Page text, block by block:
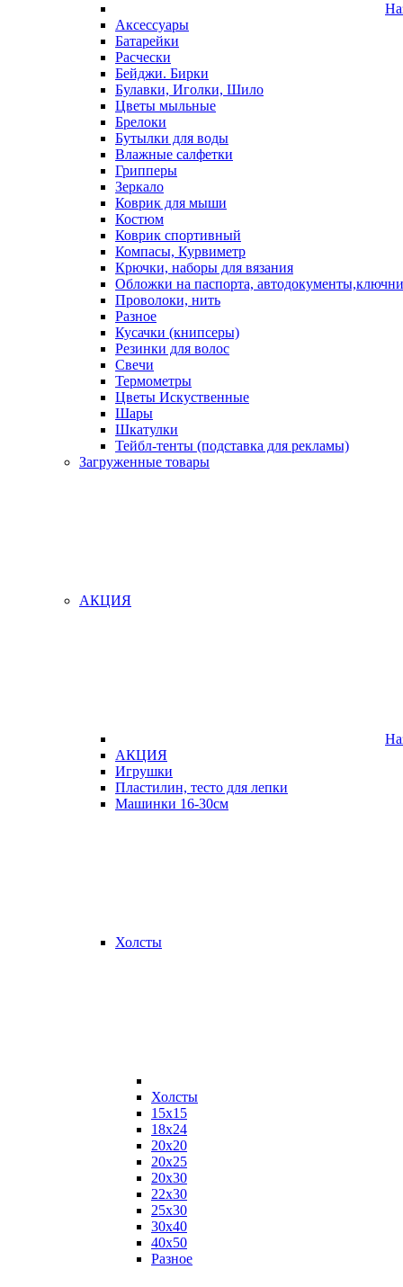
Аксессуары
Батарейки
Расчески
Бейджи. Бирки
Булавки, Иголки, Шило
Цветы мыльные
Брелоки
Бутылки для воды
Влажные салфетки
Грипперы
Зеркало
Коврик для мыши
Костюм
Коврик спортивный
Компасы, Курвиметр
Крючки, наборы для вязания
Обложки на паспорта,
Проволоки, нить
Разное
Кусачки (книпсеры)
Резинки для волос
Свечи
Термометры
Цветы Искуственные
Шары
Шкатулки
Тейбл-тенты (подставка для рекламы)
Загруженные товары
АКЦИЯ
АКЦИЯ
Игрушки
Пластилин, тесто для лепки
Машинки 16-30см
Холсты
Холсты
15х15
18х24
20х20
20х25
20х30
22х30
25х30
30х40
40х50
Разное